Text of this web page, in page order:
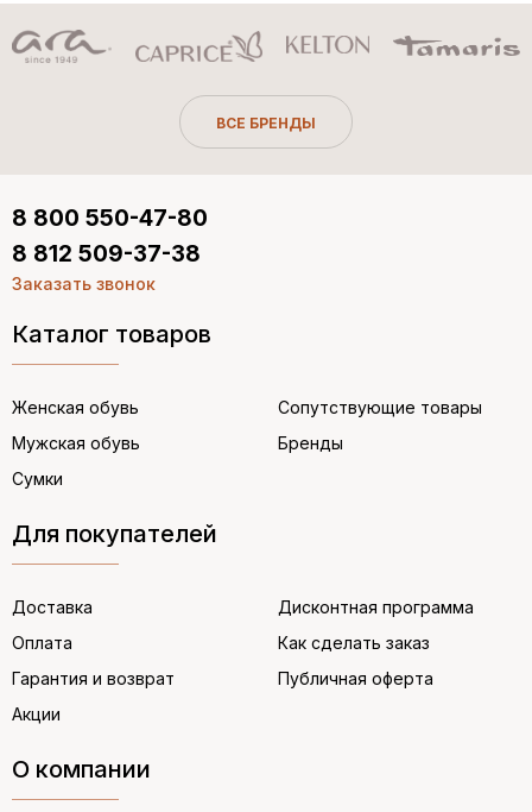
ВСЕ БРЕНДЫ
Каталог товаров
Женская обувь
Мужская обувь
Сумки
Сопутствующие товары
Бренды
Для покупателей
Доставка
Оплата
Гарантия и возврат
Акции
Дисконтная программа
Как сделать заказ
Публичная оферта
О компании
8 800 550-47-80
8 812 509-37-38
Заказать звонок